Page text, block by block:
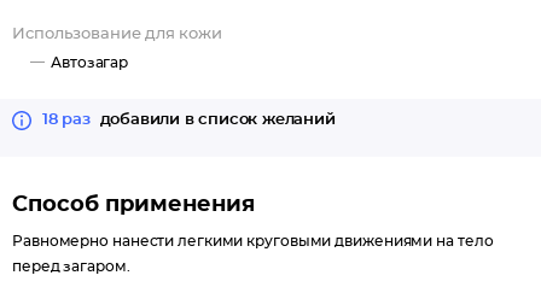
Использование для кожи
Автозагар
18 раз добавили в список желаний
Способ применения
Равномерно нанести легкими круговыми движениями на тело
перед загаром.